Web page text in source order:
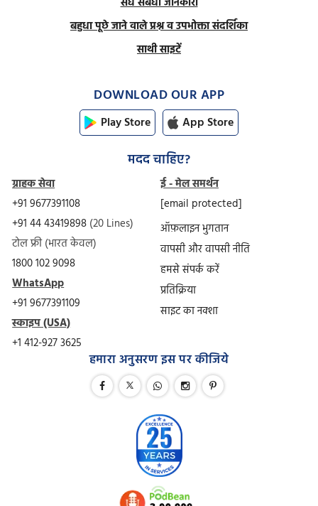
बहुधा पूछे जाने वाले प्रश्न व उपभोक्ता संदर्शिका
साथी साइटें
DOWNLOAD OUR APP
Play Store App Store
मदद चाहिए?
ग्राहक सेवा
+91 9677391108
+91 44 43419898 (20 Lines)
टोल फ्री (भारत केवल)
1800 102 9098
WhatsApp
+91 9677391109
स्काइप (USA)
+1 412-927 3625
ई - मेल समर्थन
[email protected]
ऑफ़लाइन भुगतान
वापसी और वापसी नीति
हमसे संपर्क करें
प्रतिक्रिया
साइट का नक्शा
हमारा अनुसरण इस पर कीजिये